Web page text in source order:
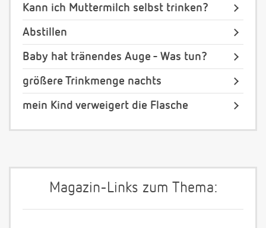
Kann ich Muttermilch selbst trinken?
Abstillen
Baby hat tränendes Auge - Was tun?
größere Trinkmenge nachts
mein Kind verweigert die Flasche
Magazin-Links zum Thema: